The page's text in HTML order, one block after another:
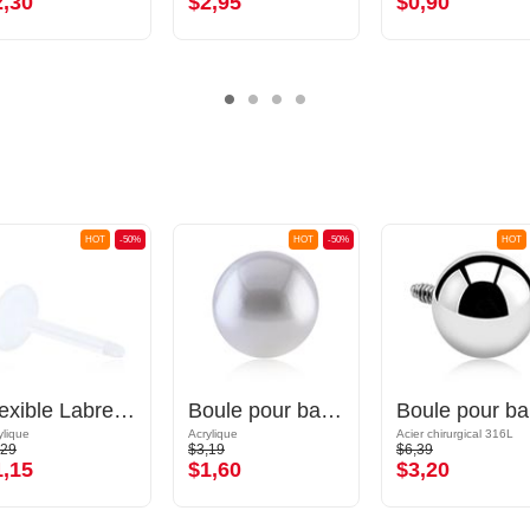
-50%
HOT
Flexible Labret Pin (acrylic, various colours)
-50%
HOT
Boule pour barre à filetage (perle synthétique, couleurs différentes) avec imitation perle
Acrylique
$3,19
$1,60
HOT
Acier chirurgical 316L
$6,39
$3,20